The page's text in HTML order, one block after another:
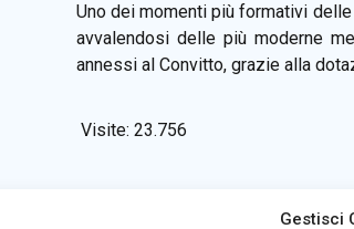
Gestisci
Uno dei momenti più formativi
avvalendosi delle più moderne
annessi al Convitto, grazie alla
Visite: 23.756